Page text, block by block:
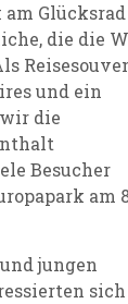
Glücksrad
die die
und ein
die
Besucher
am
jungen
sich